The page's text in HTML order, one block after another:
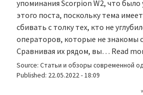
упоминания Scorpion W2, что было
этого поста, поскольку тема
сбивать с толку тех, кто не
операторов, которые не знакомы
Сравнивая их рядом, вы… Read
Source: Статьи и обзоры современной
Published: 22.05.2022 - 18:09